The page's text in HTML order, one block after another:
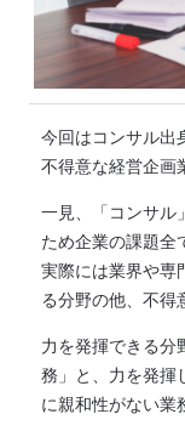
今回はコンサル出
不得意な経営企画
一見、「コンサル
ため企業の課題全
実際には業界や専
る分野の他、不得
力を発揮できる分
務」と、力を発揮
に親和性がない業